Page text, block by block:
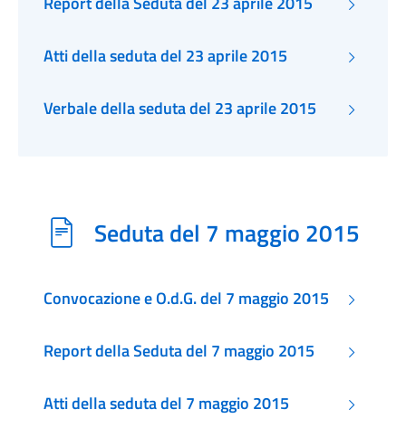
Atti della seduta del 23 aprile 2015
Verbale della seduta del 23 aprile 2015
Seduta del 7 maggio 2015
Convocazione e O.d.G. del 7 maggio 2015
Report della Seduta del 7 maggio 2015
Atti della seduta del 7 maggio 2015